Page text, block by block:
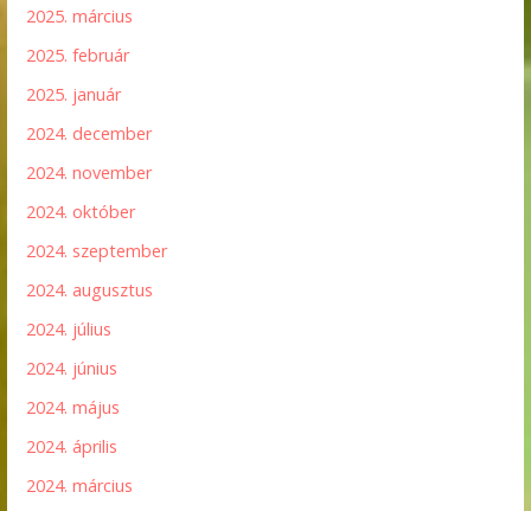
2025. március
2025. február
2025. január
2024. december
2024. november
2024. október
2024. szeptember
2024. augusztus
2024. július
2024. június
2024. május
2024. április
2024. március